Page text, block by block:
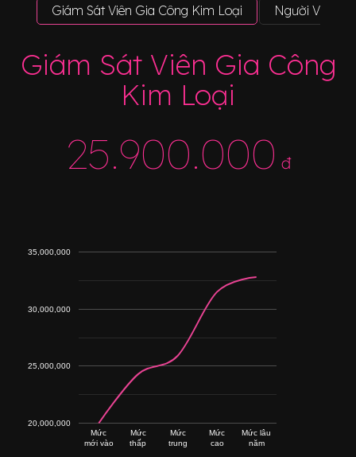
Giám Sát Viên Gia Công Kim Loại Người Vận
Giám Sát Viên Gia Công
Kim Loại
25.900.000 đ
Mức
mới vào
Mức
thấp
Mức
trung
Mức
cao
Mức lâu
năm
20,000,000
25,000,000
30,000,000
35,000,000